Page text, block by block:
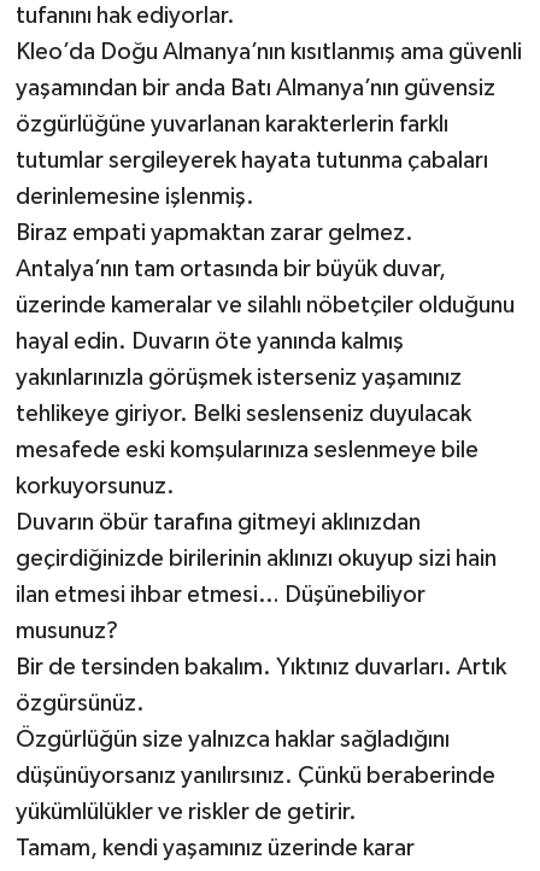
tufanını hak ediyorlar.
Kleo’da Doğu Almanya’nın kısıtlanmış ama güvenli
yaşamından bir anda Batı Almanya’nın güvensiz
özgürlüğüne yuvarlanan karakterlerin farklı
tutumlar sergileyerek hayata tutunma çabaları
derinlemesine işlenmiş.
Biraz empati yapmaktan zarar gelmez.
Antalya’nın tam ortasında bir büyük duvar,
üzerinde kameralar ve silahlı nöbetçiler olduğunu
hayal edin. Duvarın öte yanında kalmış
yakınlarınızla görüşmek isterseniz yaşamınız
tehlikeye giriyor. Belki seslenseniz duyulacak
mesafede eski komşularınıza seslenmeye bile
korkuyorsunuz.
Duvarın öbür tarafına gitmeyi aklınızdan
geçirdiğinizde birilerinin aklınızı okuyup sizi hain
ilan etmesi ihbar etmesi… Düşünebiliyor
musunuz?
Bir de tersinden bakalım. Yıktınız duvarları. Artık
özgürsünüz.
Özgürlüğün size yalnızca haklar sağladığını
düşünüyorsanız yanılırsınız. Çünkü beraberinde
yükümlülükler ve riskler de getirir.
Tamam, kendi yaşamınız üzerinde karar